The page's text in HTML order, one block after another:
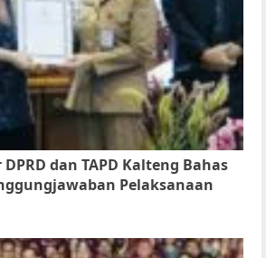
dan TAPD Kalteng Bahas
Pelaksanaan